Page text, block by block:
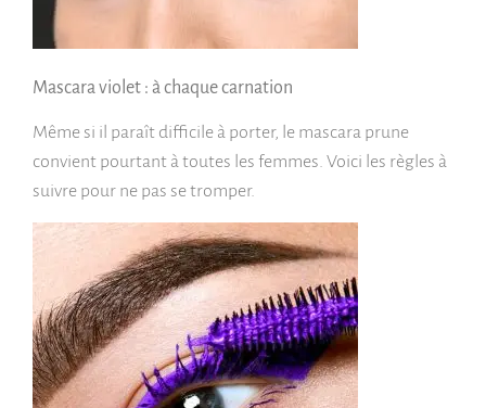
Mascara violet : à chaque carnation
Même si il paraît difficile à porter, le mascara prune
convient pourtant à toutes les femmes. Voici les règles à
suivre pour ne pas se tromper.